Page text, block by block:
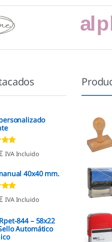
con
IVA Incluido
40x40 mm.
con
IVA Incluido
844 – 58x22
Automático